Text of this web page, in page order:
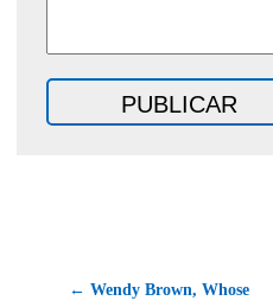
← Wendy Brown, Whose